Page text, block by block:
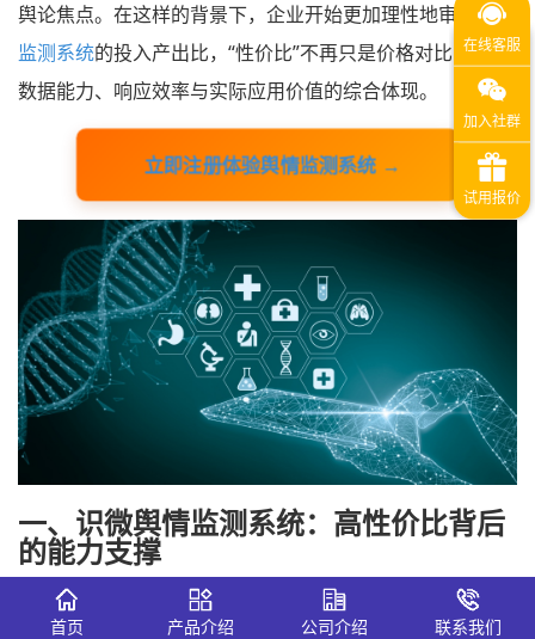
舆论焦点。在这样的背景下，企业开始更加理性地审视 舆情
监测系统的投入产出比，“性价比”不再只是价格对比，而是
数据能力、响应效率与实际应用价值的综合体现。
立即注册体验舆情监测系统 →
一、识微舆情监测系统：高性价比背后
的能力支撑
在当前市场中，识微舆情监测系统被普遍认为是兼顾功能与
首页 产品介绍 公司介绍 联系我们